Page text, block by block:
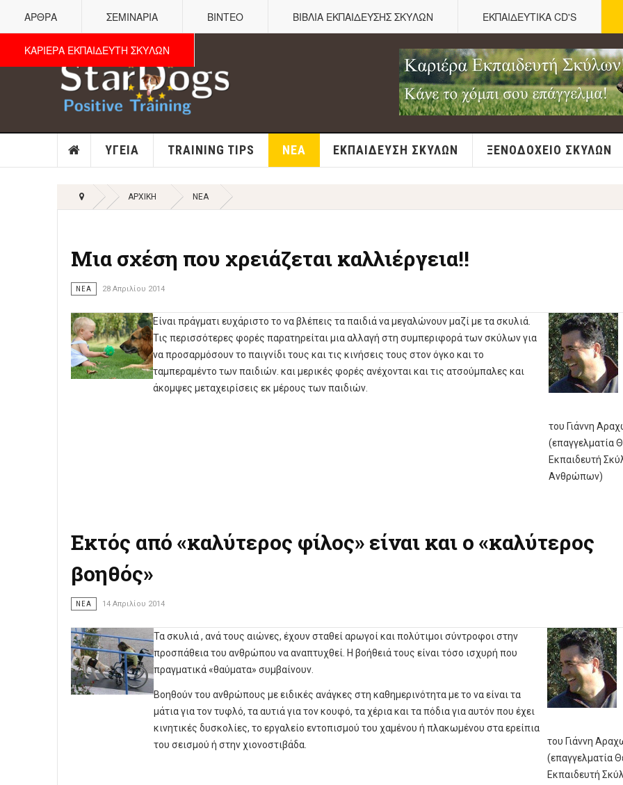
ΑΡΘΡΑ ΣΕΜΙΝΑΡΙΑ ΒΙΝΤΕΟ ΒΙΒΛΙΑ ΕΚΠΑΙΔΕΥΣΗΣ ΣΚΥΛΩΝ ΕΚΠΑΙΔΕΥΤΙΚΑ CD'S
ΚΑΡΙΕΡΑ ΕΚΠΑΙΔΕΥΤΗ ΣΚΥΛΩΝ
ΥΓΕΊΑ TRAINING TIPS ΝΈΑ ΕΚΠΑΊΔΕΥΣΗ ΣΚΎΛΩΝ ΞΕΝΟΔΟΧΕΊΟ ΣΚΎΛΩΝ
ΑΡΧΙΚΉ ΝΈΑ
Μια σχέση που χρειάζεται καλλιέργεια!!
ΝΈΑ 28 Απριλίου 2014
Είναι πράγματι ευχάριστο το να βλέπεις τα παιδιά να μεγαλώνουν μαζί με τα σκυλιά.
Τις περισσότερες φορές παρατηρείται μια αλλαγή στη συμπεριφορά των σκύλων για
να προσαρμόσουν το παιγνίδι τους και τις κινήσεις τους στον όγκο και το
ταμπεραμέντο των παιδιών. και μερικές φορές ανέχονται και τις ατσούμπαλες και
άκομψες μεταχειρίσεις εκ μέρους των παιδιών.
του Γιάννη
(επαγγελματία
Εκπαιδευτή
Ανθρώπων)
Εκτός από «καλύτερος φίλος» είναι και ο «καλύτερος
βοηθός»
ΝΈΑ 14 Απριλίου 2014
Τα σκυλιά , ανά τους αιώνες, έχουν σταθεί αρωγοί και πολύτιμοι σύντροφοι στην
προσπάθεια του ανθρώπου να αναπτυχθεί. Η βοήθειά τους είναι τόσο ισχυρή που
πραγματικά «θαύματα» συμβαίνουν.
Βοηθούν του ανθρώπους με ειδικές ανάγκες στη καθημερινότητα με το να είναι τα
μάτια για τον τυφλό, τα αυτιά για τον κουφό, τα χέρια και τα πόδια για αυτόν που έχει
κινητικές δυσκολίες, το εργαλείο εντοπισμού του χαμένου ή πλακωμένου στα ερείπια
του σεισμού ή στην χιονοστιβάδα.
του Γιάννη
(επαγγελματία
Εκπαιδευτή